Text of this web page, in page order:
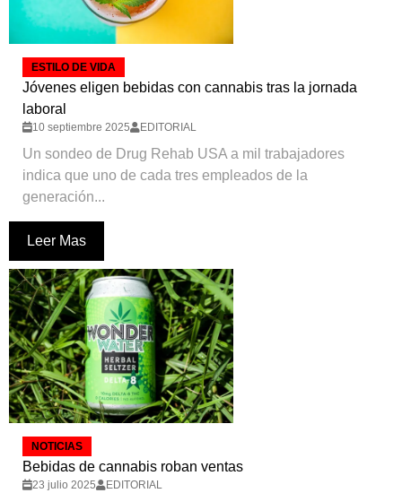
ESTILO DE VIDA
Jóvenes eligen bebidas con cannabis tras la jornada
laboral
10 septiembre 2025 EDITORIAL
Un sondeo de Drug Rehab USA a mil trabajadores
indica que uno de cada tres empleados de la
generación...
Leer Mas
NOTICIAS
Bebidas de cannabis roban ventas
23 julio 2025 EDITORIAL